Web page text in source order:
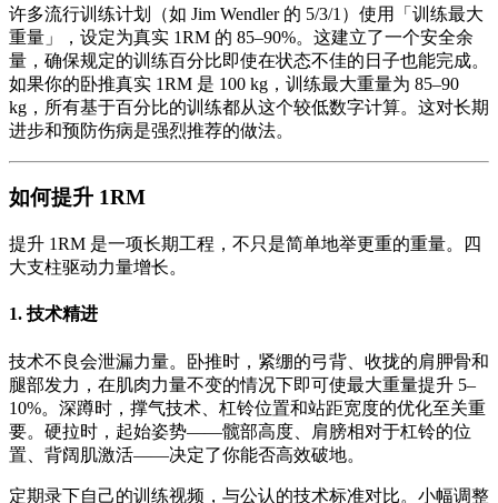
许多流行训练计划（如 Jim Wendler 的 5/3/1）使用「训练最大
重量」，设定为真实 1RM 的 85–90%。这建立了一个安全余
量，确保规定的训练百分比即使在状态不佳的日子也能完成。
如果你的卧推真实 1RM 是 100 kg，训练最大重量为 85–90
kg，所有基于百分比的训练都从这个较低数字计算。这对长期
进步和预防伤病是强烈推荐的做法。
如何提升 1RM
提升 1RM 是一项长期工程，不只是简单地举更重的重量。四
大支柱驱动力量增长。
1. 技术精进
技术不良会泄漏力量。卧推时，紧绷的弓背、收拢的肩胛骨和
腿部发力，在肌肉力量不变的情况下即可使最大重量提升 5–
10%。深蹲时，撑气技术、杠铃位置和站距宽度的优化至关重
要。硬拉时，起始姿势——髋部高度、肩膀相对于杠铃的位
置、背阔肌激活——决定了你能否高效破地。
定期录下自己的训练视频，与公认的技术标准对比。小幅调整